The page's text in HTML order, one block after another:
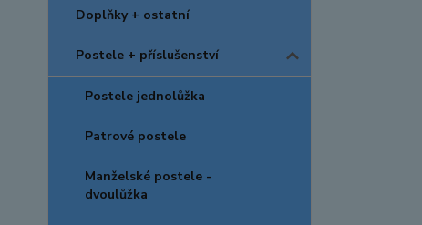
Doplňky + ostatní
Postele + příslušenství
Postele jednolůžka
Patrové postele
Manželské postele -
dvoulůžka